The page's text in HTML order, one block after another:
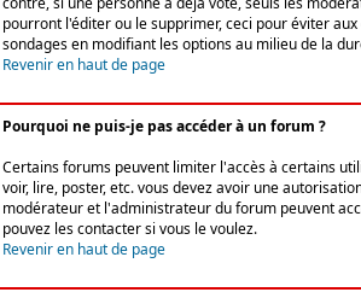
pourront l'éditer ou le supprimer, ceci pour éviter
sondages en modifiant les options au milieu de la
Revenir en haut de page
Pourquoi ne puis-je pas accéder à un forum ?
Certains forums peuvent limiter l'accès à certains
voir, lire, poster, etc. vous devez avoir une
modérateur et l'administrateur du forum peuvent
pouvez les contacter si vous le voulez.
Revenir en haut de page